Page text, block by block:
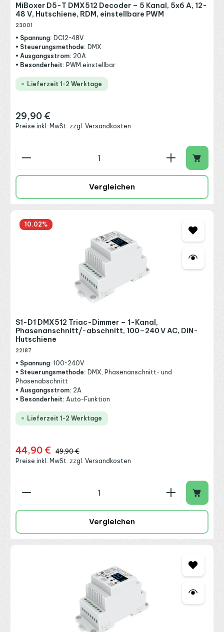
MiBoxer D5-T DMX512 Decoder – 5 Kanal, 5x6 A, 12-
48 V, Hutschiene, RDM, einstellbare PWM
23001
• Spannung: DC12~48V
• Steuerungsmethode: DMX
• Ausgangsstrom: 20A
• Besonderheit: PWM einstellbar
Lieferzeit 1-2 Werktage
Regulärer Preis:
29,90 €
Preise inkl. MwSt. zzgl. Versandkosten
Produkt Anzahl: Gib den gewünschten Wert
Vergleichen
10.02%
S1-D1 DMX512 Triac-Dimmer – 1-Kanal,
Phasenanschnitt/-abschnitt, 100–240 V AC, DIN-
Hutschiene
22187
• Spannung: 100~240V
• Steuerungsmethode: DMX, Phasenanschnitt- und
Phasenabschnitt
• Ausgangsstrom: 2A
• Besonderheit: Auto-Funktion
Lieferzeit 1-2 Werktage
Verkaufspreis:
44,90 € Regulärer Preis:
49,90 €
Preise inkl. MwSt. zzgl. Versandkosten
Produkt Anzahl: Gib den gewünschten Wert
Vergleichen